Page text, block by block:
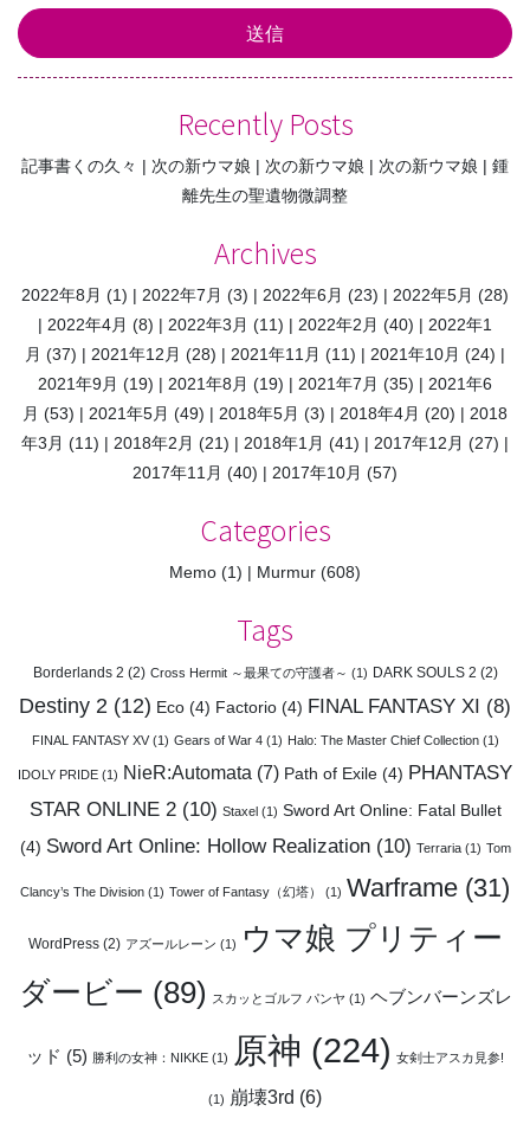
Recently Posts
記事書くの久々 次の新ウマ娘 次の新ウマ娘 次の新ウマ娘
鍾
離先生の聖遺物微調整
Archives
2022年8月 (1) 2022年7月 (3) 2022年6月 (23) 2022年5月 (28)
2022年4月 (8) 2022年3月 (11) 2022年2月 (40)
2022年1
月 (37) 2021年12月 (28) 2021年11月 (11) 2021年10月 (24)
2021年9月 (19) 2021年8月 (19) 2021年7月 (35)
2021年6
月 (53) 2021年5月 (49) 2018年5月 (3) 2018年4月 (20)
2018
年3月 (11) 2018年2月 (21) 2018年1月 (41) 2017年12月 (27)
2017年11月 (40) 2017年10月 (57)
Categories
Memo (1) Murmur (608)
Tags
Borderlands 2 (2) Cross Hermit ～最果ての守護者～ (1) DARK SOULS 2 (2)
Destiny 2 (12) Eco (4) Factorio (4) FINAL FANTASY XI (8)
FINAL FANTASY XV(1) Gears of War 4(1) Halo: The Master Chief Collection(1)
IDOLY PRIDE (1) NieR:Automata (7) Path of Exile (4) PHANTASY
STAR ONLINE 2(10) Staxel(1) Sword Art Online: Fatal Bullet
(4) Sword Art Online: Hollow Realization(10) Terraria(1) Tom
Clancy’s The Division (1) Tower of Fantasy（幻塔） (1) Warframe (31)
WordPress(2) アズールレーン (1)
ウマ娘 プリティー
ダービー (89) スカッとゴルフ パンヤ (1) ヘブンバーンズレ
ッド (5) 勝利の女神：NIKKE (1) 原神 (224) 女剣士アスカ見参!
(1) 崩壊3rd (6)